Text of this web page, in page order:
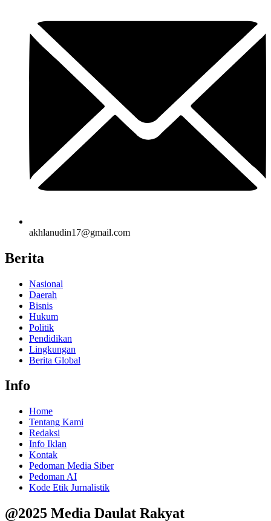
akhlanudin17@gmail.com
Berita
Nasional
Daerah
Bisnis
Hukum
Politik
Pendidikan
Lingkungan
Berita Global
Info
Home
Tentang Kami
Redaksi
Info Iklan
Kontak
Pedoman Media Siber
Pedoman AI
Kode Etik Jurnalistik
@2025 Media Daulat Rakyat